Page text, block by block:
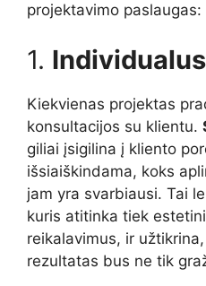
projektavimo paslaugas:
1.
Kiekvienas projektas
konsultacijos su klientu.
giliai įsigilina į kliento
išsiaiškindama, koks
jam yra svarbiausi. Tai
kuris atitinka tiek
reikalavimus, ir
rezultatas bus ne tik